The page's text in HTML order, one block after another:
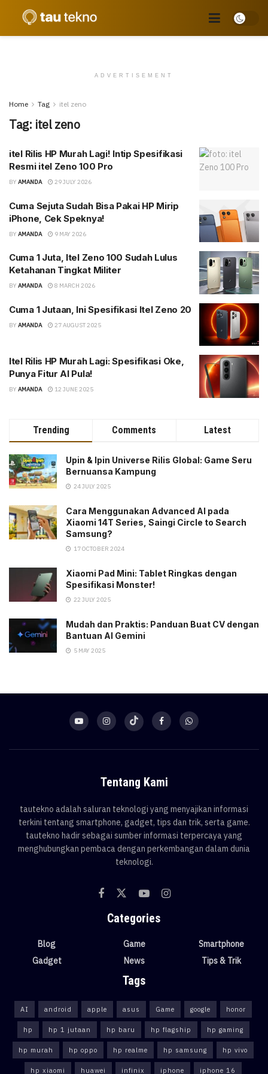
ADVERTISEMENT
Home Tag itel zeno
Tag: itel zeno
itel Rilis HP Murah Lagi! Intip Spesifikasi
Resmi itel Zeno 100 Pro
BY AMANDA 29 JULY 2026
Cuma Sejuta Sudah Bisa Pakai HP Mirip
iPhone, Cek Speknya!
BY AMANDA 9 MAY 2026
Cuma 1 Juta, Itel Zeno 100 Sudah Lulus
Ketahanan Tingkat Militer
BY AMANDA 8 MARCH 2026
Cuma 1 Jutaan, Ini Spesifikasi Itel Zeno 20
BY AMANDA 27 AUGUST 2025
Itel Rilis HP Murah Lagi: Spesifikasi Oke,
Punya Fitur AI Pula!
BY AMANDA 12 JUNE 2025
Trending Comments Latest
Upin & Ipin Universe Rilis Global: Game Seru
Bernuansa Kampung
24 JULY 2025
Cara Menggunakan Advanced AI pada
Xiaomi 14T Series, Saingi Circle to Search
Samsung?
17 OCTOBER 2024
Xiaomi Pad Mini: Tablet Ringkas dengan
Spesifikasi Monster!
22 JULY 2025
Mudah dan Praktis: Panduan Buat CV dengan
Bantuan AI Gemini
5 MAY 2025
Tentang Kami
tautekno adalah saluran teknologi yang menyajikan informasi
terkini tentang smartphone, gadget, tips dan trik, serta game.
tautekno hadir sebagai sumber informasi terpercaya yang
menghubungkan pembaca dengan perkembangan dalam dunia
teknologi.
Categories
Blog
Gadget
Game
News
Smartphone
Tips & Trik
Tags
AI android apple asus Game google honor
hp hp 1 jutaan hp baru hp flagship hp gaming
hp murah hp oppo hp realme hp samsung hp vivo
hp xiaomi huawei infinix iphone iphone 16